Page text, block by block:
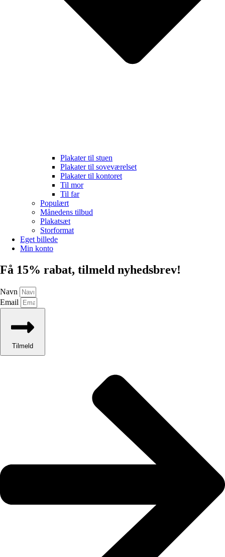
Plakater til stuen
Plakater til soveværelset
Plakater til kontoret
Til mor
Til far
Populært
Månedens tilbud
Plakatsæt
Storformat
Eget billede
Min konto
Få 15% rabat, tilmeld nyhedsbrev!
Navn
Email
Tilmeld